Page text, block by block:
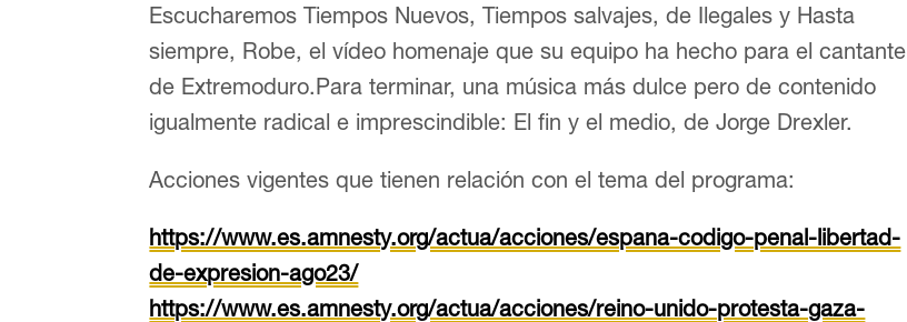
Escucharemos Tiempos Nuevos, Tiempos salvajes, de Ilegales y Hasta
siempre, Robe, el vídeo homenaje que su equipo ha hecho para el cantante
de Extremoduro.Para terminar, una música más dulce pero de contenido
igualmente radical e imprescindible: El fin y el medio, de Jorge Drexler.
Acciones vigentes que tienen relación con el tema del programa:
https://www.es.amnesty.org/actua/acciones/espana-codigo-penal-libertad-
de-expresion-ago23/
https://www.es.amnesty.org/actua/acciones/reino-unido-protesta-gaza-